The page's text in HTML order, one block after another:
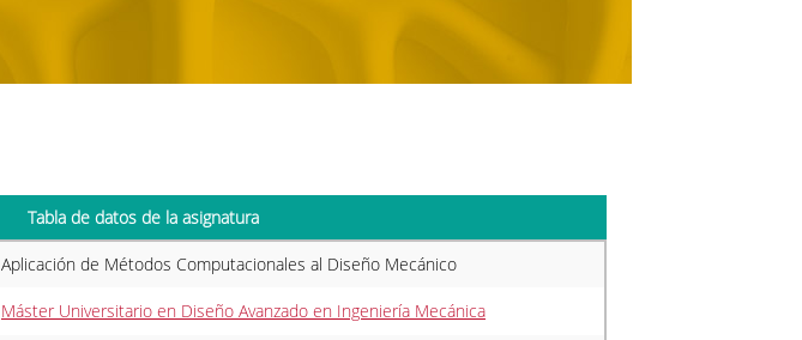
Tabla de datos de la asignatura
Aplicación de Métodos Computacionales al Diseño Mecánico
Máster Universitario en Diseño Avanzado en Ingeniería Mecánica